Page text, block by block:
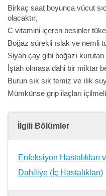
Birkaç saat boyunca vücut
olacaktır,
C vitamini içeren besinler
Boğaz sürekli ıslak ve nemli
Siyah çay gibi boğazı
İştah olmasa dahi bir miktar
Burun sık sık temiz ve ılık
Mümkünse grip ilaçları
İlgili Bölümler
Enfeksiyon
Dahiliye (İç Hastalıkları)